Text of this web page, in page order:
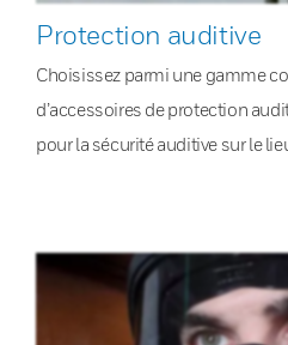
Protection auditive
Choisissez parmi une gamme
d’accessoires de protection
pour la sécurité auditive sur le